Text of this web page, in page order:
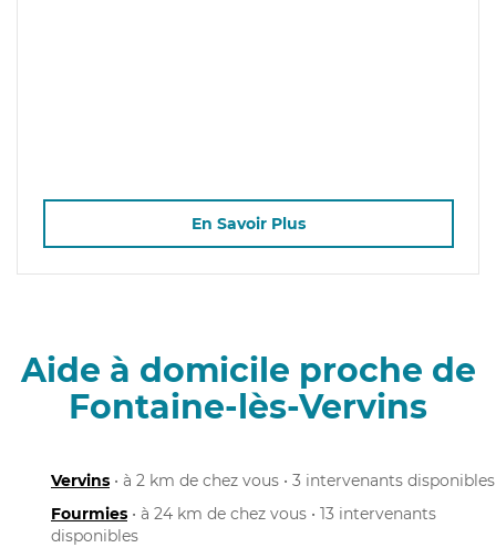
En Savoir Plus
Aide à domicile proche de
Fontaine-lès-Vervins
Vervins • à 2 km de chez vous • 3 intervenants disponibles
Fourmies • à 24 km de chez vous • 13 intervenants
disponibles